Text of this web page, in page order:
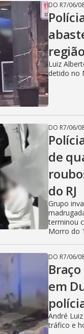
DO R7/06/
Luiz
detido no
DO R7/06/
de
do RJ
Grupo
terminou
Morro do
DO R7/06/
em
André
tráfico e